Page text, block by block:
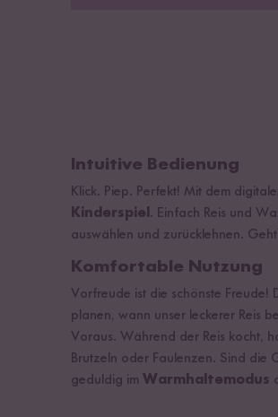
Intuitive Bedienung
Klick. Piep. Perfekt! Mit dem
Kinderspiel. Einfach Reis und
auswählen und zurücklehnen.
Komfortable Nutzung
Vorfreude ist die schönste Freude!
planen, wann unser leckerer Reis
Voraus. Während der Reis kocht,
Brutzeln oder Faulenzen. Sind die
geduldig im Warmhaltemodus